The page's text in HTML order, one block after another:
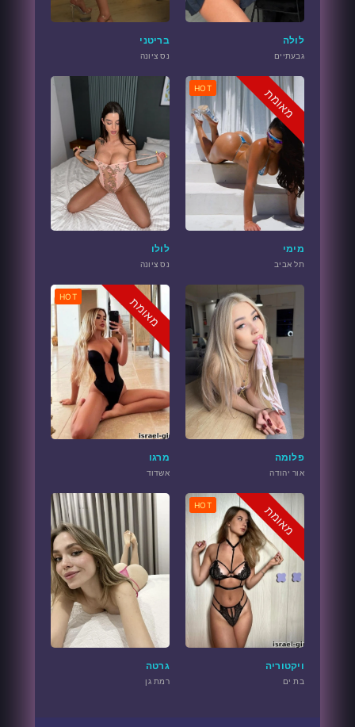
בריטני
נס ציונה
לולה
גבעתיים
לולו
נס ציונה
מימי
תל אביב
HOT מאומת
מרגו
אשדוד
HOT מאומת
פלומה
אור יהודה
גרטה
רמת גן
ויקטוריה
בת ים
HOT מאומת